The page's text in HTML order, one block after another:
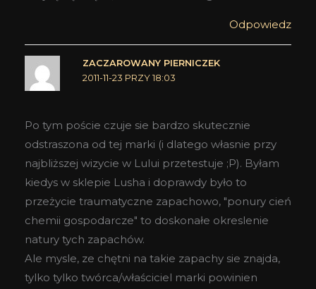
Odpowiedz
ZACZAROWANY PIERNICZEK
2011-11-23 PRZY 18:03
Po tym poście czuje sie bardzo skutecznie
odstraszona od tej marki (i dlatego własnie przy
najbliższej wizycie w Lului przetestuje ;P). Byłam
kiedys w sklepie Lusha i doprawdy było to
przeżycie traumatyczne zapachowo, "ponury cień
chemii gospodarcze" to doskonałe okreslenie
natury tych zapachów.
Ale mysle, ze chętni na takie zapachy sie znajda,
tylko tylko twórca/właściciel marki powinien